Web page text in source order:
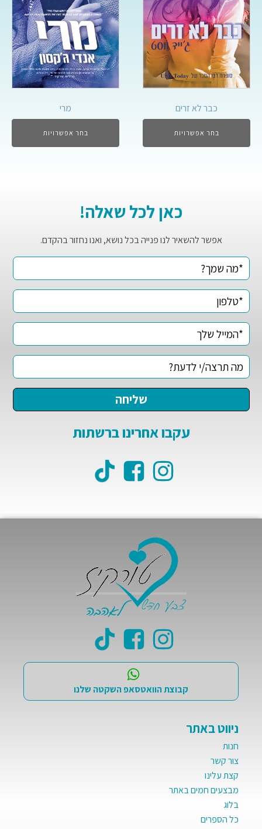
כבר לא זרים
בחר אפשרויות
מרי
בחר אפשרויות
כאן לכל שאלה!
אפשר להשאיר לנו פנייה בכל נושא, ואנו נחזור בהקדם.
עקבו אחרינו ברשתות
קבוצת הוואטסאפ השקטה שלנו
ניווט באתר
חנות
צור קשר
קצת עלינו
מבצעים חמים באתר
בלוג
כל הספרים